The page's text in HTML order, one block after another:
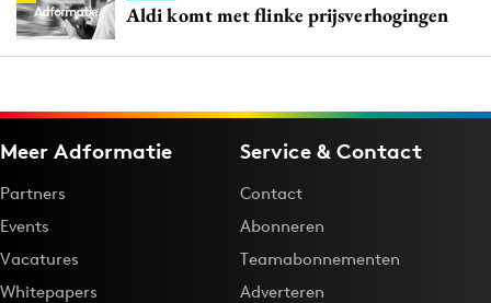
Aldi komt met flinke prijsverhogingen
Meer Adformatie
Partners
Events
Vacatures
Whitepapers
Service & Contact
Contact
Abonneren
Teamabonnementen
Adverteren